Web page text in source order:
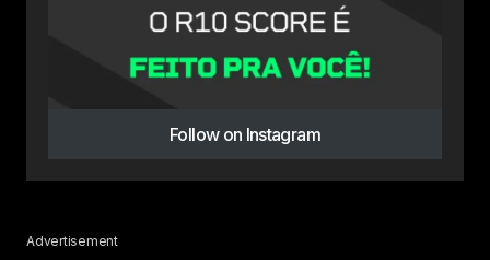
Follow on Instagram
Advertisement